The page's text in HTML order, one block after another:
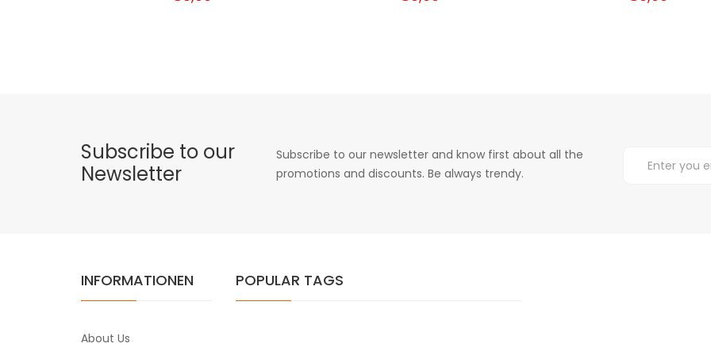
Subscribe to our
Newsletter
Subscribe to our newsletter and know first about all the
promotions and discounts. Be always trendy.
INFORMATIONEN
About Us
POPULAR TAGS